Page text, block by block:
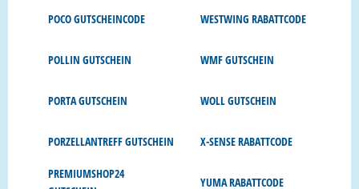
POCO GUTSCHEINCODE
POLLIN GUTSCHEIN
PORTA GUTSCHEIN
PORZELLANTREFF GUTSCHEIN
PREMIUMSHOP24
WESTWING RABATTCODE
WMF GUTSCHEIN
WOLL GUTSCHEIN
X-SENSE RABATTCODE
YUMA RABATTCODE